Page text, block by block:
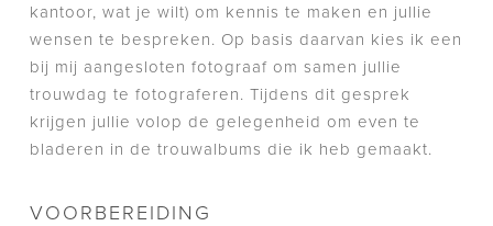
kantoor, wat je wilt) om kennis te maken en jullie
wensen te bespreken. Op basis daarvan kies ik een
bij mij aangesloten fotograaf om samen jullie
trouwdag te fotograferen. Tijdens dit gesprek
krijgen jullie volop de gelegenheid om even te
bladeren in de trouwalbums die ik heb gemaakt.
VOORBEREIDING